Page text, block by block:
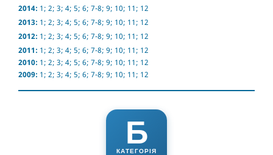
2014: 1; 2; 3; 4; 5; 6; 7-8; 9; 10; 11; 12
2013: 1; 2; 3; 4; 5; 6; 7-8; 9; 10; 11; 12
2012: 1; 2; 3; 4; 5; 6; 7-8; 9; 10; 11; 12
2011: 1; 2; 3; 4; 5; 6; 7-8; 9; 10; 11; 12
2010: 1; 2; 3; 4; 5; 6; 7-8; 9; 10; 11; 12
2009: 1; 2; 3; 4; 5; 6; 7-8; 9; 10; 11; 12
Б
КАТЕГОРІЯ